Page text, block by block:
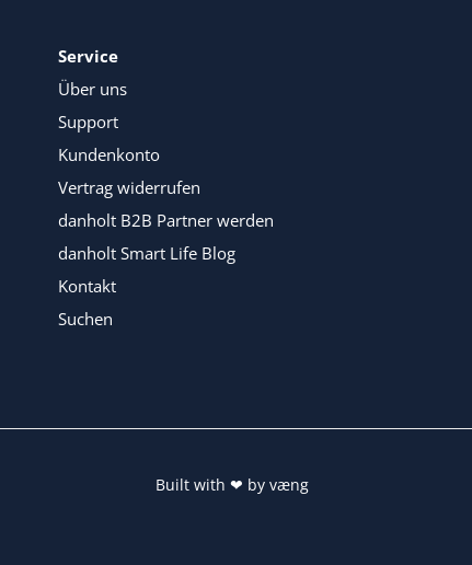
Service
Über uns
Support
Kundenkonto
Vertrag widerrufen
danholt B2B Partner werden
danholt Smart Life Blog
Kontakt
Suchen
Built with ❤ by væng